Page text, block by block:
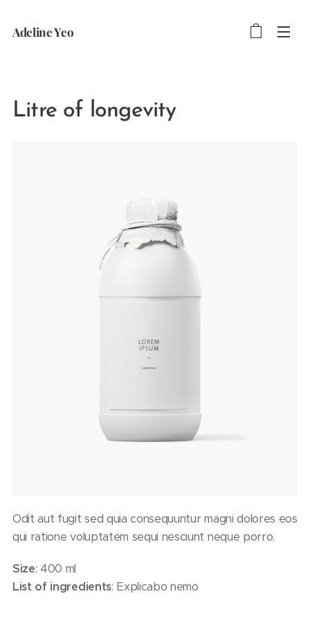
Adeline Yeo
Litre of longevity
Odit aut fugit sed quia consequuntur magni dolores eos
qui ratione voluptatem sequi nesciunt neque porro.
Size: 400 ml
List of ingredients: Explicabo nemo